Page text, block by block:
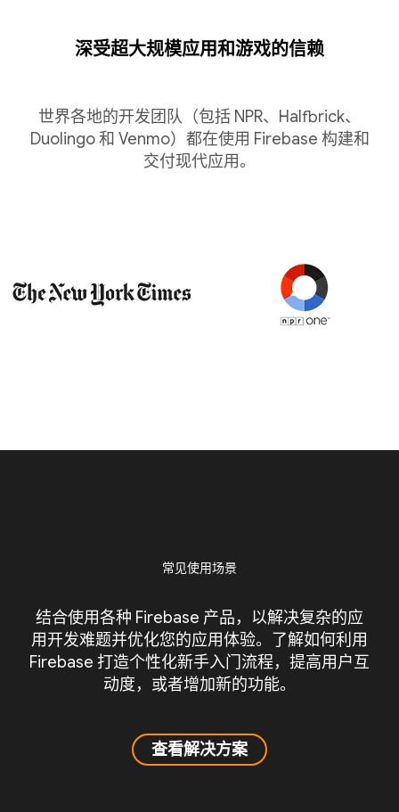
深受超大规模应用和游戏的信赖
世界各地的开发团队（包括 NPR、Halfbrick、
Duolingo 和 Venmo）都在使用 Firebase 构建和
交付现代应用。
常见使用场景
结合使用各种 Firebase 产品，以解决复杂的应
用开发难题并优化您的应用体验。了解如何利用
Firebase 打造个性化新手入门流程，提高用户互
动度，或者增加新的功能。
查看解决方案